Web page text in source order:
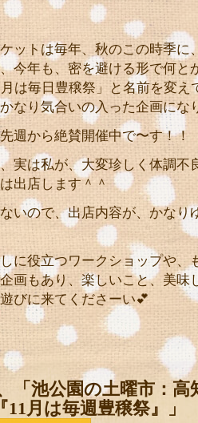
ットは毎年、秋のこの時季に
今年も、密を避ける形で何と
は毎日豊穣祭」と名前を変え
なり気合いの入った企画にな
週から絶賛開催中で〜す！！
実は私が、大変珍しく体調不
出店します＾＾
いので、出店内容が、かなり
に役立つワークショップや、
画もあり、楽しいこと、美味
びに来てくださーい💕
「池公園の土曜市：
月は毎週豊穣祭』」